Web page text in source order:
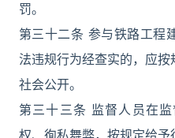
罚。
第三十二条 参与铁路工程
法违规行为经查实的，应
社会公开。
第三十三条 监督人员在
权、徇私舞弊，按规定给